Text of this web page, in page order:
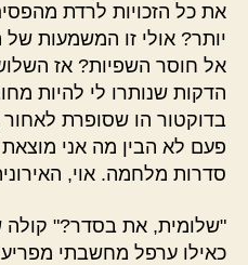
את כל הזכויות לרדת
יותר? אולי זו המשמעות
אל חוסר השפיות? אז
הדקות שנותרו לי להיות
בדוקטור הו שסופרת לאחור
פעם לא הבין מה אני
סדרות מלחמה. אוי,
"שלומית, את בסדר?" קולה
כאילו ערפל מחשבתי